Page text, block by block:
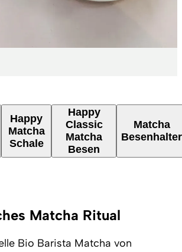
Happy
Matcha
Schale
Happy
Classic
Matcha
Besen
Matcha
Besenhalter
Matcha Ritual
Bio Barista Matcha von